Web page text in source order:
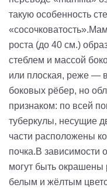
такую особенность
роста (до 40 см.)
стеблем и массой
или плоская, реже —
боковых рёбер, но
признаком: по всей
туберкулы, несущие
части расположены
почка.В зависимости
могут быть окрашены
белым и жёлтым